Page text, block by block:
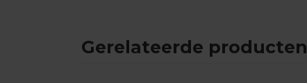
Gerelateerde producten